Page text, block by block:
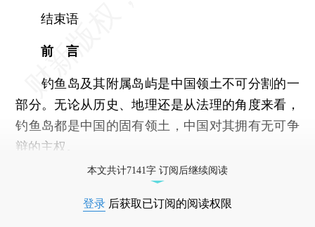
结束语
前 言
钓鱼岛及其附属岛屿是中国领土不可分割的一
部分。无论从历史、地理还是从法理的角度来看，
钓鱼岛都是中国的固有领土，中国对其拥有无可争
辩的主权。
本文共计7141字 订阅后继续阅读
登录 后获取已订阅的阅读权限